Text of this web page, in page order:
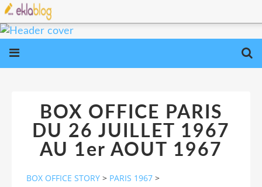
BOX OFFICE PARIS
DU 26 JUILLET 1967
AU 1er AOUT 1967
BOX OFFICE STORY > PARIS 1967 >